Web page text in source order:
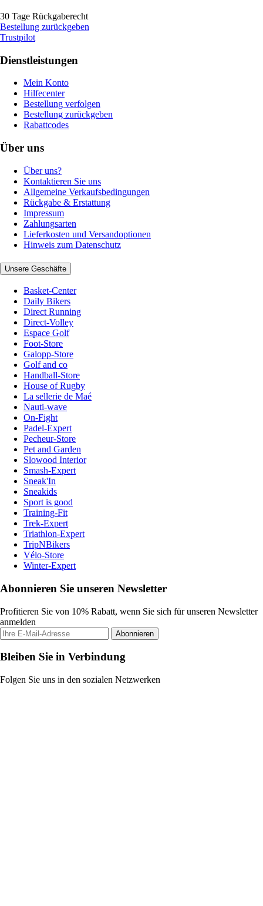
30 Tage Rückgaberecht
Bestellung zurückgeben
Trustpilot
Dienstleistungen
Mein Konto
Hilfecenter
Bestellung verfolgen
Bestellung zurückgeben
Rabattcodes
Über uns
Über uns?
Kontaktieren Sie uns
Allgemeine Verkaufsbedingungen
Rückgabe & Erstattung
Impressum
Zahlungsarten
Lieferkosten und Versandoptionen
Hinweis zum Datenschutz
Unsere Geschäfte
Basket-Center
Daily Bikers
Direct Running
Direct-Volley
Espace Golf
Foot-Store
Galopp-Store
Golf and co
Handball-Store
House of Rugby
La sellerie de Maé
Nauti-wave
On-Fight
Padel-Expert
Pecheur-Store
Pet and Garden
Slowood Interior
Smash-Expert
Sneak'In
Sneakids
Sport is good
Training-Fit
Trek-Expert
Triathlon-Expert
TripNBikers
Vélo-Store
Winter-Expert
Abonnieren Sie unseren Newsletter
Profitieren Sie von 10% Rabatt, wenn Sie sich für unseren Newsletter
anmelden
Abonnieren
Bleiben Sie in Verbindung
Folgen Sie uns in den sozialen Netzwerken